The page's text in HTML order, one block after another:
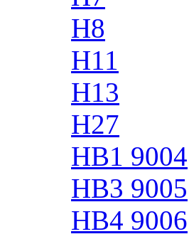
H8
H11
H13
H27
HB1 9004
HB3 9005
HB4 9006